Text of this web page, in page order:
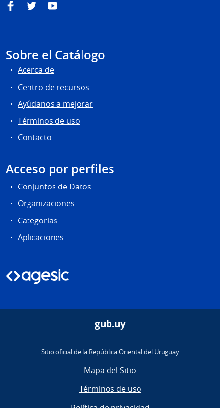
FacebookTwitterYouTube
Sobre el Catálogo
Acerca de
Centro de recursos
Ayúdanos a mejorar
Términos de uso
Contacto
Acceso por perfiles
Conjuntos de Datos
Organizaciones
Categorias
Aplicaciones
gub.uy
Sitio oficial de la República Oriental del Uruguay
Mapa del Sitio
Términos de uso